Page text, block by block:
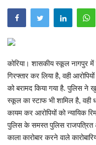
Contact
देश-विदेश
छत्तीसगढ़ राज्य
दुनिया
मनोरंजन
कोरिया। शासकीय स्कूल नागपुर में
गिरफ्तार कर लिया है, वही
को बरामद किया गया है. पुलिस ने
स्कूल का स्टाफ भी शामिल है, वही
कायम कर आरोपियों को न्यायिक
पुलिस के समस्त पुलिस राजपत्रित
काला कारोबार करने वाले